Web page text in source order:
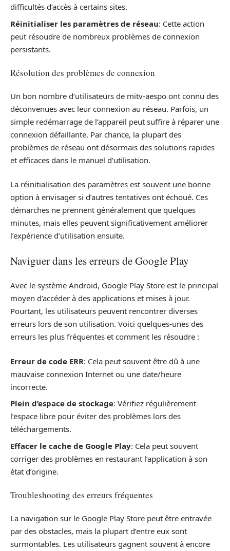
difficultés d’accès à certains sites.
Réinitialiser les paramètres de réseau: Cette action
peut résoudre de nombreux problèmes de connexion
persistants.
Résolution des problèmes de connexion
Un bon nombre d’utilisateurs de mitv-aespo ont connu des
déconvenues avec leur connexion au réseau. Parfois, un
simple redémarrage de l’appareil peut suffire à réparer une
connexion défaillante. Par chance, la plupart des
problèmes de réseau ont désormais des solutions rapides
et efficaces dans le manuel d’utilisation.
La réinitialisation des paramètres est souvent une bonne
option à envisager si d’autres tentatives ont échoué. Ces
démarches ne prennent généralement que quelques
minutes, mais elles peuvent significativement améliorer
l’expérience d’utilisation ensuite.
Naviguer dans les erreurs de Google Play
Avec le système Android, Google Play Store est le principal
moyen d’accéder à des applications et mises à jour.
Pourtant, les utilisateurs peuvent rencontrer diverses
erreurs lors de son utilisation. Voici quelques-unes des
erreurs les plus fréquentes et comment les résoudre :
Erreur de code ERR: Cela peut souvent être dû à une
mauvaise connexion Internet ou une date/heure
incorrecte.
Plein d’espace de stockage: Vérifiez régulièrement
l’espace libre pour éviter des problèmes lors des
téléchargements.
Effacer le cache de Google Play: Cela peut souvent
corriger des problèmes en restaurant l’application à son
état d’origine.
Troubleshooting des erreurs fréquentes
La navigation sur le Google Play Store peut être entravée
par des obstacles, mais la plupart d’entre eux sont
surmontables. Les utilisateurs gagnent souvent à encore